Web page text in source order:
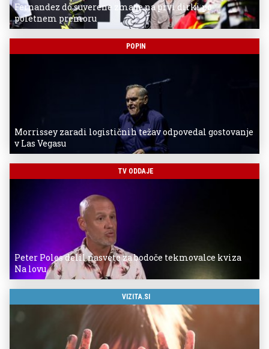
Fernandez do suverene zmage na prvi dirki po
poletnem premoru
POPIN
Morrissey zaradi logističnih težav odpovedal gostovanje
v Las Vegasu
TV ODDAJE
Peter Poles delil nasvete za bodoče tekmovalce kviza
Na lovu
VIZITA.SI